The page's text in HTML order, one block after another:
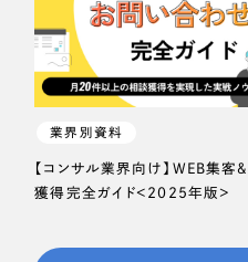
業界別資料
【コンサル業界向け】WEB集客
獲得完全ガイド＜2025年版＞